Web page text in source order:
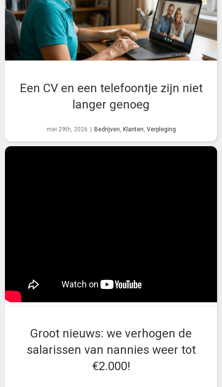
Een CV en een telefoontje zijn niet
langer genoeg
mei 29th, 2026 Bedrijven, Klanten, Verpleging
Groot nieuws: we verhogen de
salarissen van nannies weer tot
€2.000!